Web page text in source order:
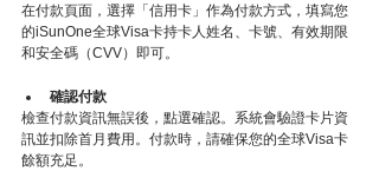
在付款頁面，選擇「信用卡」作為付款方式，填寫您
的iSunOne全球Visa卡持卡人姓名、卡號、有效期限
和安全碼（CVV）即可。
確認付款
檢查付款資訊無誤後，點選確認。系統會驗證卡片資
訊並扣除首月費用。付款時，請確保您的全球Visa卡
餘額充足。